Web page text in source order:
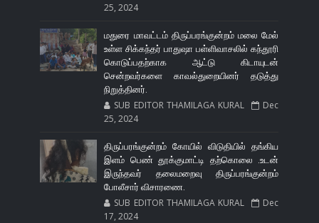
25, 2024
மதுரை மாவட்டம் திருப்பரங்குன்றம் மலை மேல்
உள்ள சிக்கந்தர் பாதுஷா பள்ளிவாசலில் கந்தூரி
கொடுப்பதற்காக ஆட்டு கிடாயுடன்
சென்றவர்களை காவல்துறையினர் தடுத்து
நிறுத்தினர்.
SUB EDITOR THAMILAGA KURAL
Dec
25, 2024
திருப்பரங்குன்றம் கோயில் விடுதியில் தங்கிய
இளம் பெண் தூக்குமாட்டி தற்கொலை .உடன்
இருந்தவர் தலைமறைவு திருப்பரங்குன்றம்
போலீசார் விசாரணை.
SUB EDITOR THAMILAGA KURAL
Dec
17, 2024